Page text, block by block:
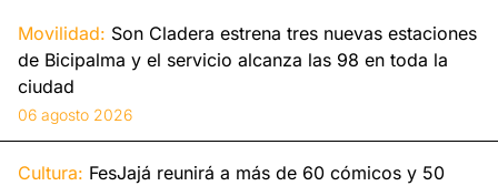
Movilidad: Son Cladera estrena tres nuevas estaciones
de Bicipalma y el servicio alcanza las 98 en toda la
ciudad
06 agosto 2026
Cultura: FesJajá reunirá a más de 60 cómicos y 50